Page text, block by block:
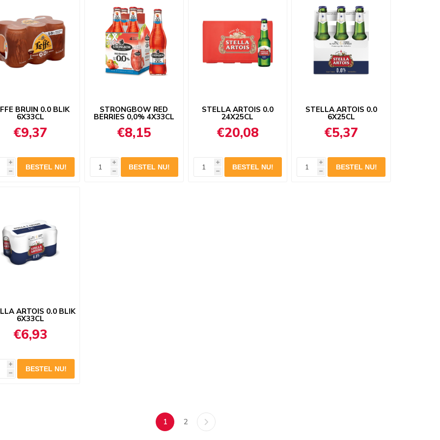
BRUIN 0.0 BLIK
6X33CL
€9,37
i
h
STRONGBOW RED
BERRIES 0,0% 4X33CL
€8,15
i
h
STELLA ARTOIS 0.0
24X25CL
€20,08
i
h
STELLA ARTOIS 0.0
6X25CL
€5,37
i
h
ARTOIS 0.0 BLIK
6X33CL
€6,93
i
h
1 2